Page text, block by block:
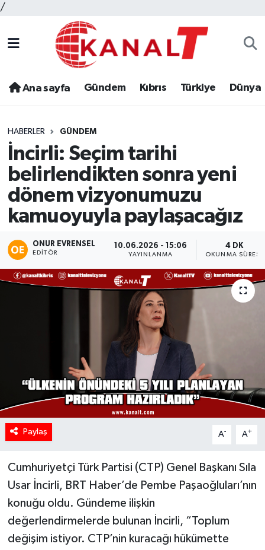
/
Ana sayfa Gündem Kıbrıs Türkiye Dünya
HABERLER GÜNDEM
İncirli: Seçim tarihi
belirlendikten sonra yeni
dönem vizyonumuzu
kamuoyuyla paylaşacağız
ONUR EVRENSEL
EDITÖR
10.06.2026 - 15:06
YAYINLANMA
4 DK
OKUNMA SÜRESI
Paylaş A- A+
Cumhuriyetçi Türk Partisi (CTP) Genel Başkanı Sıla
Usar İncirli, BRT Haber’de Pembe Paşaoğluları’nın
konuğu oldu. Gündeme ilişkin
değerlendirmelerde bulunan İncirli, “Toplum
değişim istiyor. CTP’nin kuracağı hükümette